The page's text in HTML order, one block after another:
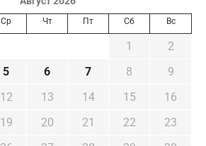
Ср Чт Пт Сб Вс
1
2
5 6 7 8
9
12 13 14 15
16
19 20 21 22
23